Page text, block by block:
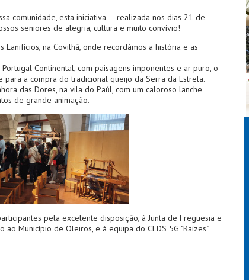
comunidade, esta iniciativa — realizada nos dias 21 de
seniores de alegria, cultura e muito convívio!
Lanifícios, na Covilhã, onde recordámos a história e as
Continental, com paisagens imponentes e ar puro, o
a compra do tradicional queijo da Serra da Estrela.
das Dores, na vila do Paúl, com um caloroso lanche
de grande animação.
pela excelente disposição, à Junta de Freguesia e
Município de Oleiros, e à equipa do ⁠CLDS 5G "Raízes"